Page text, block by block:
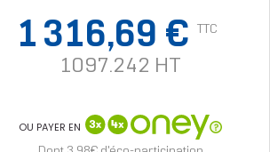
1 316,69 € TTC
1097.242 HT
OU PAYER EN